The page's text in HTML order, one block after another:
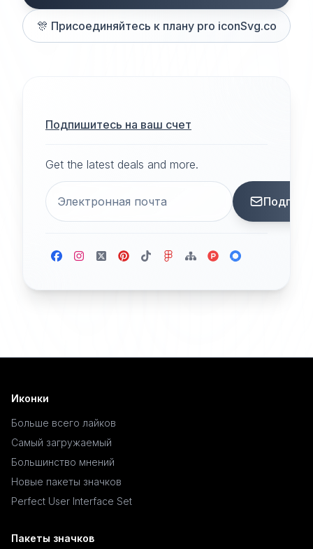
🎊 Присоединяйтесь к плану pro iconSvg.co
Подпишитесь на ваш счет
Get the latest deals and more.
Иконки
Больше всего лайков
Самый загружаемый
Большинство мнений
Новые пакеты значков
Perfect User Interface Set
Пакеты значков